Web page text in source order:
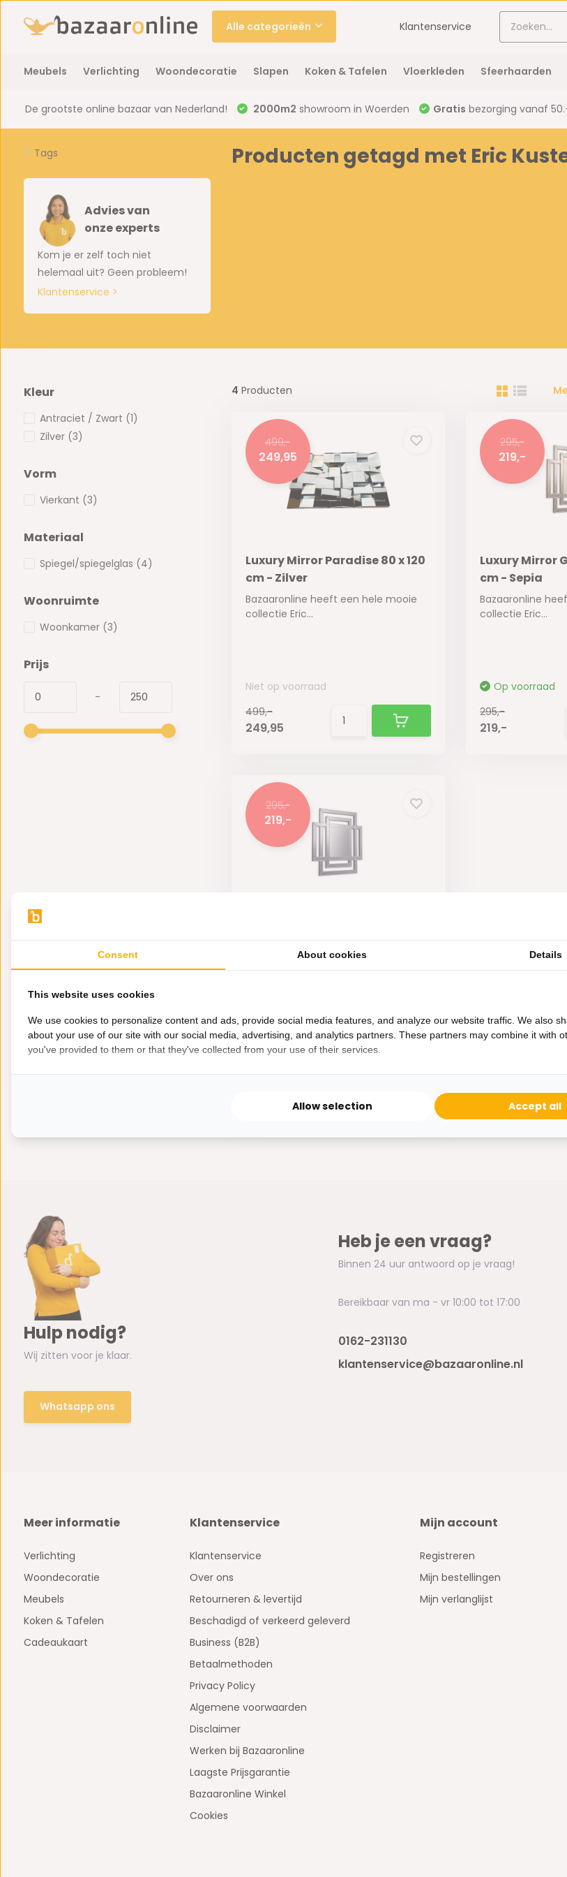
Alle categorieën Klantenservice
Meubels Verlichting Woondecoratie Slapen Koken & Tafelen Vloerkleden Sfeerhaarden
De grootste online bazaar van Nederland! 2000m2 showroom in Woerden Gratis bezorging vanaf
Tags
Advies van
onze experts
Kom je er zelf toch niet
helemaal uit? Geen probleem!
Klantenservice >
Producten getagd met Eric
Kleur
Antraciet / Zwart (1)
Zilver (3)
Vorm
Vierkant (3)
Materiaal
Spiegel/spiegelglas (4)
Woonruimte
Woonkamer (3)
Prijs
-
4 Producten
499,-
249,95
Luxury Mirror Paradise 80 x 120
cm - Zilver
Bazaaronline heeft een hele mooie
collectie Eric...
Niet op voorraad
499,-
249,95
295,-
219,-
Luxury Mirror
cm - Sepia
Bazaaronline
collectie Eric...
Op voorraad
295,-
219,-
295,-
219,-
cm - Antraciet
Bazaaronline heeft een hele mooie
Op voorraad
295,-
Hulp nodig?
Wij zitten voor je klaar.
Whatsapp ons
Heb je een vraag?
Binnen 24 uur antwoord op je vraag!
Bereikbaar van ma - vr 10:00 tot 17:00
0162-231130
klantenservice@bazaaronline.nl
Meer informatie
Verlichting
Woondecoratie
Meubels
Koken & Tafelen
Cadeaukaart
Klantenservice
Klantenservice
Over ons
Retourneren & levertijd
Beschadigd of verkeerd geleverd
Business (B2B)
Betaalmethoden
Privacy Policy
Algemene voorwaarden
Disclaimer
Werken bij Bazaaronline
Laagste Prijsgarantie
Bazaaronline Winkel
Cookies
Mijn account
Registreren
Mijn bestellingen
Mijn verlanglijst
Consent About cookies Details
This website uses cookies
We use cookies to personalize content and ads, provide social media features, and analyze our website traffic. We also
about your use of our site with our social media, advertising, and analytics partners. These partners may combine it with
you've provided to them or that they've collected from your use of their services.
Allow selection Accept all